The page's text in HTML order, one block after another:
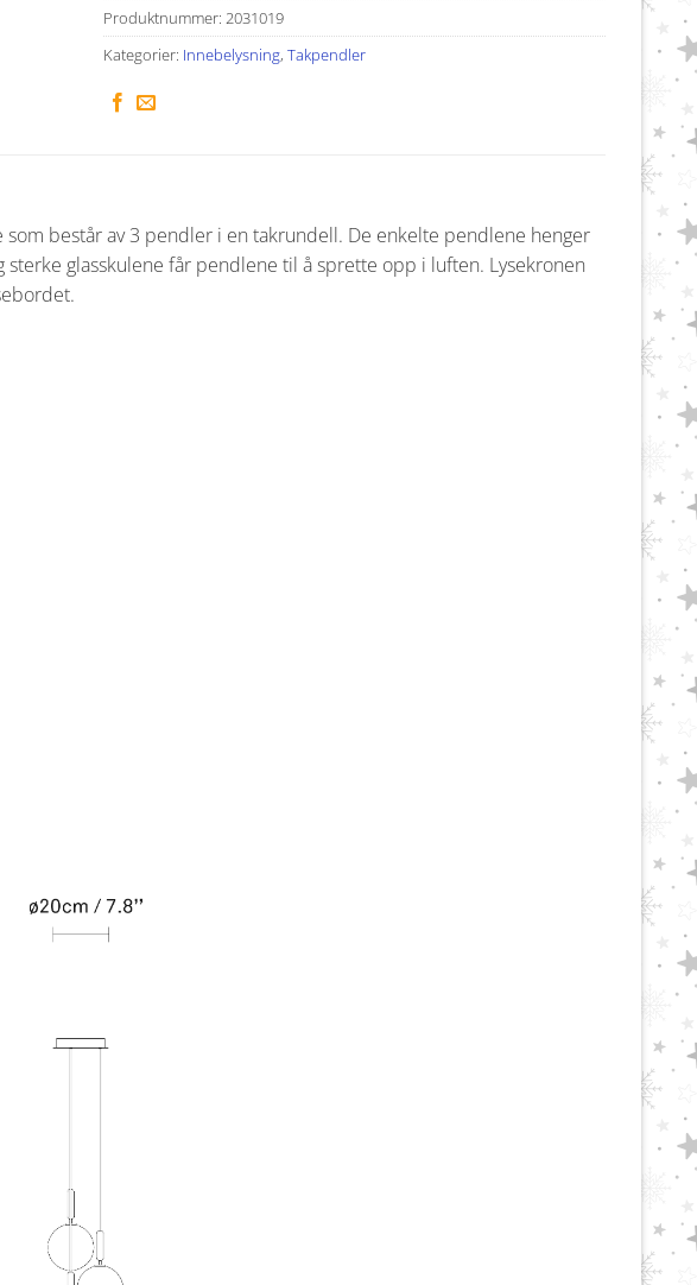
Produktnummer: 2031019
Kategorier: Innebelysning, Takpendler
består av 3 pendler i en takrundell. De enkelte pendlene henger
glasskulene får pendlene til å sprette opp i luften. Lysekronen